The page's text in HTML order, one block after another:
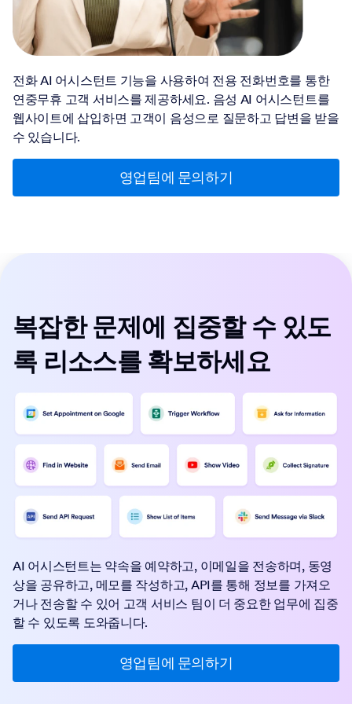
전화 AI 어시스턴트 기능을 사용하여 전용 전화번호를 통한
연중무휴 고객 서비스를 제공하세요. 음성 AI 어시스턴트를
웹사이트에 삽입하면 고객이 음성으로 질문하고 답변을 받을
수 있습니다.
영업팀에 문의하기
복잡한 문제에 집중할 수 있도
록 리소스를 확보하세요
AI 어시스턴트는 약속을 예약하고, 이메일을 전송하며, 동영
상을 공유하고, 메모를 작성하고, API를 통해 정보를 가져오
거나 전송할 수 있어 고객 서비스 팀이 더 중요한 업무에 집중
할 수 있도록 도와줍니다.
영업팀에 문의하기